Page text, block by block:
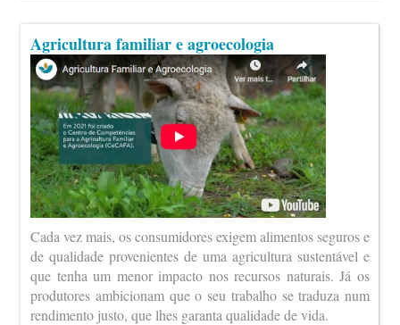
Agricultura familiar e agroecologia
Cada vez mais, os consumidores exigem alimentos seguros e
de qualidade provenientes de uma agricultura sustentável e
que tenha um menor impacto nos recursos naturais. Já os
produtores ambicionam que o seu trabalho se traduza num
rendimento justo, que lhes garanta qualidade de vida.